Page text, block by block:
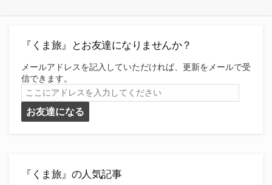
『くま旅』とお友達になりませんか？
メールアドレスを記入していただければ、更新をメールで受
信できます。
こ
こ
に
ア
を
お友達になる
『くま旅』の人気記事